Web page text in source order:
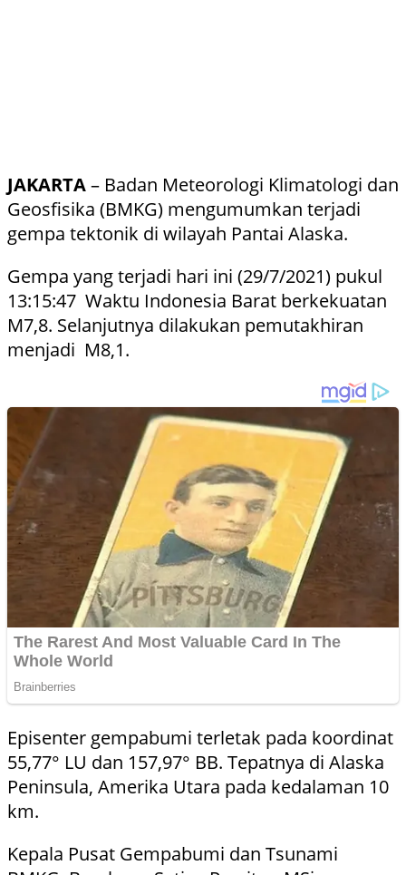
JAKARTA– Badan Meteorologi Klimatologi dan
Geosfisika (BMKG) mengumumkan terjadi
gempa tektonik di wilayah Pantai Alaska.
Gempa yang terjadi hari ini (29/7/2021) pukul
13:15:47 Waktu Indonesia Barat berkekuatan
M7,8. Selanjutnya dilakukan pemutakhiran
menjadi M8,1.
Episenter gempabumi terletak pada koordinat
55,77° LU dan 157,97° BB. Tepatnya di Alaska
Peninsula, Amerika Utara pada kedalaman 10
km.
Kepala Pusat Gempabumi dan Tsunami